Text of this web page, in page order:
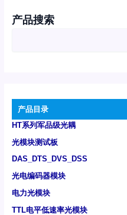
产品搜索
产品目录
HT系列军品级光耦
光模块测试板
DAS_DTS_DVS_DSS
光电编码器模块
电力光模块
TTL电平低速率光模块